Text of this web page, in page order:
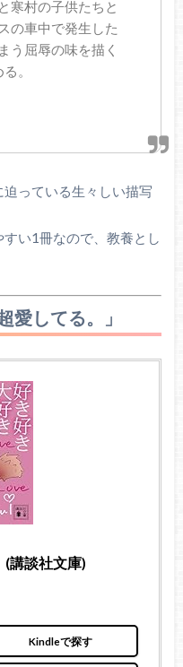
寒村の子供たちと
の車中で発生した
う屈辱の味を描く
。
っている生々しい描写
い1冊なので、教養とし
愛してる。」
(講談社文庫)
Kindleで探す